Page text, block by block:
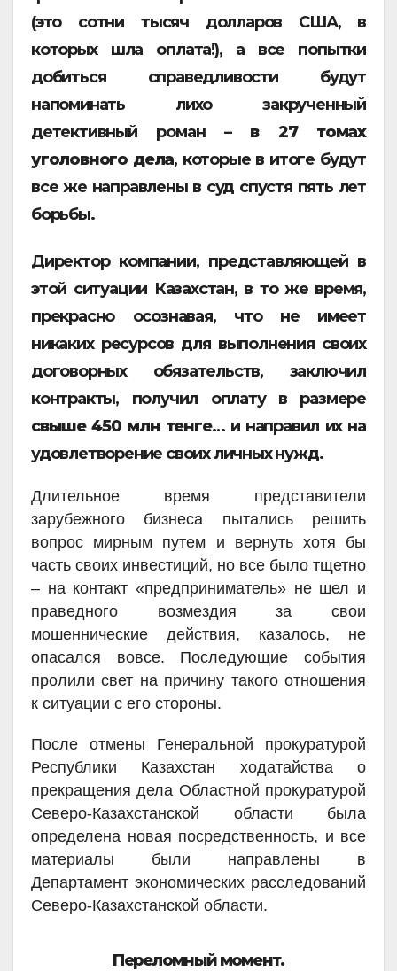
(это сотни тысяч долларов США, в
которых шла оплата!), а все попытки
добиться справедливости будут
напоминать лихо закрученный
детективный роман – в 27 томах
уголовного дела, которые в итоге будут
все же направлены в суд спустя пять лет
борьбы.
Директор компании, представляющей в
этой ситуации Казахстан, в то же время,
прекрасно осознавая, что не имеет
никаких ресурсов для выполнения своих
договорных обязательств, заключил
контракты, получил оплату в размере
свыше 450 млн тенге… и направил их на
удовлетворение своих личных нужд.
Длительное время представители
зарубежного бизнеса пытались решить
вопрос мирным путем и вернуть хотя бы
часть своих инвестиций, но все было тщетно
– на контакт «предприниматель» не шел и
праведного возмездия за свои
мошеннические действия, казалось, не
опасался вовсе. Последующие события
пролили свет на причину такого отношения
к ситуации с его стороны.
После отмены Генеральной прокуратурой
Республики Казахстан ходатайства о
прекращения дела Областной прокуратурой
Северо-Казахстанской области была
определена новая посредственность, и все
материалы были направлены в
Департамент экономических расследований
Северо-Казахстанской области.
Переломный момент.